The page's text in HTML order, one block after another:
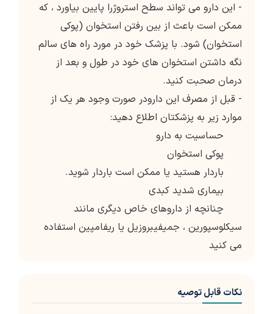
- این دارو می تواند سطح استروژرا پایین بیاورد ، که
ممکن است باعث از بین رفتن استخوان (پوکی
استخوان) شود. با پزشک خود در مورد راه های سالم
نگه داشتن استخوان های خود در طول و بعد از
درمان صحبت کنید.
- قبل از مصرف این دارودر صورت وجود هر یک از
موارد زیر به پزشکتان اطلاع دهید:
حساسیت به دارو
پوکی استخوان
باردار هستید یا ممکن است باردار شوید.
بیماری شدید کبدی
چنانچه از داروهای خاص دیگری مانند
سیکلوسپورین ، جمیفیبروزیل یا ریفامپین استفاده
می کنید
نکات قابل توصیه